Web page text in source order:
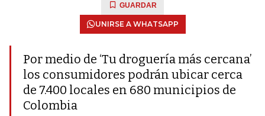
GUARDAR
UNIRSE A WHATSAPP
Por medio de ‘Tu droguería más cercana’
los consumidores podrán ubicar cerca
de 7.400 locales en 680 municipios de
Colombia